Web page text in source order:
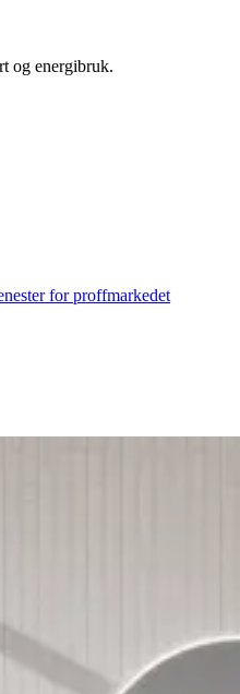
og energibruk.
for proffmarkedet